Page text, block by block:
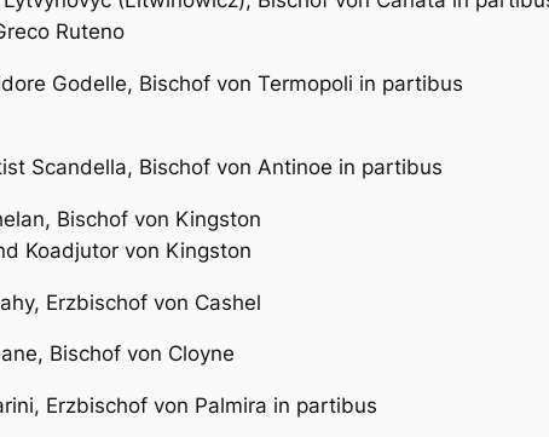
Ruteno
Godelle, Bischof von Termopoli in
Scandella, Bischof von Antinoe in
Phelan, Bischof von Kingston 1795 –
Koadjutor von Kingston
Leahy, Erzbischof von Cashel
Keane, Bischof von Cloyne 1805
Erzbischof von Palmira in partibus